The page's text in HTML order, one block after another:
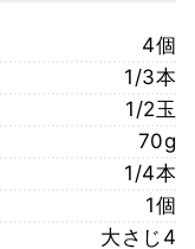
4個
1/3本
1/2玉
70g
1/4本
1個
大さじ4